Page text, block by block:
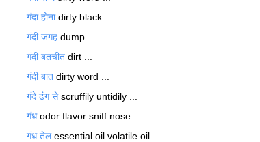
गंदा होनाdirty black ...
गंदी जगह dump ...
गंदी बतचीत dirt ...
गंदी बात dirty word ...
गंदे ढंग सेscruffily untidily ...
गंधodor flavor sniff nose ...
गंध तेलessential oil volatile oil ...